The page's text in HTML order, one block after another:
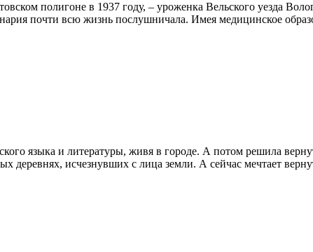
полигоне в 1937 году, – уроженка Вельского уезда
почти всю жизнь послушничала. Имея медицинское
языка и литературы, живя в городе. А потом решила
исчезнувших с лица земли. А сейчас мечтает